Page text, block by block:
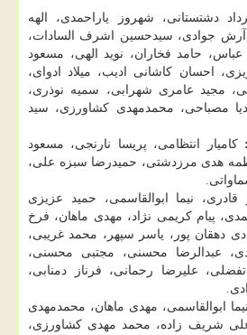
دشتستانی، شهروز یاراحمدی، الهه
آرش جوادی، سیدحسین اشرف السادات،
حامد فخاران، نوید الهی، مسعود
احسان كاشانی ادیب، میلاد ادوای،
مجید عامری شهرابی، سمیه نوذری،
مصباحی، محمدمهدی كشاورزی، سید
كامیار انتظامی، پریسا نارنجی، مسعود
هدی مرزدشتی، حمیدرضا سبزه علی،
قادری، نیما ابوالقاسمی، حمید عزیزی
پیام كریمی نژاد، مهدی ماهان، فرخ
دهقان پور، یاسر سپهر، محمد غریبی،
عبدالرضا محسنی، مجتبی محسنی،
علیرضا رحمانی، فرناز دمنابی،
نیما ابوالقاسمی، مهدی ماهان، محمدمهدی
شریف زاده، محمد مهدی كشاورزی،